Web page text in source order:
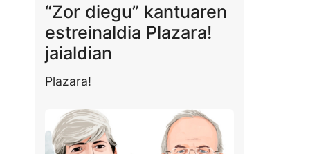
“Zor diegu” kantuaren
estreinaldia Plazara!
jaialdian
Plazara!